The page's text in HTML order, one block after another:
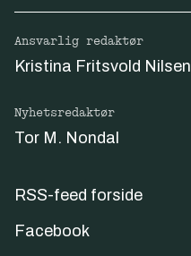
Ansvarlig redaktør
Kristina Fritsvold Nilsen
Nyhetsredaktør
Tor M. Nondal
RSS-feed forside
Facebook